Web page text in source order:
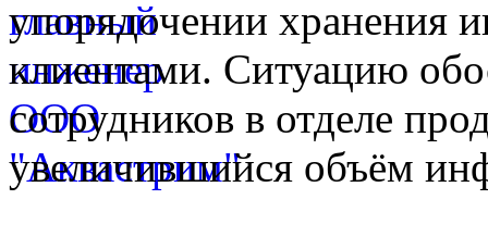
упорядочении хранения
клиентами. Ситуацию
сотрудников в отделе
увеличившийся объём